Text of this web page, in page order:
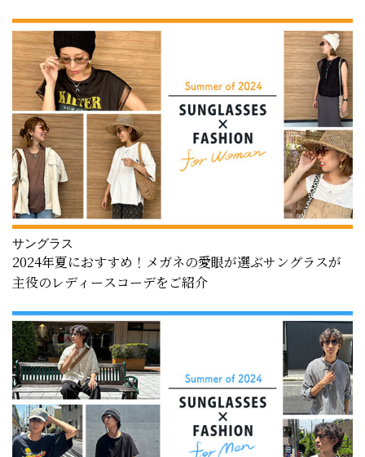
サングラス
2024年夏におすすめ！メガネの愛眼が選ぶサングラスが
主役のレディースコーデをご紹介